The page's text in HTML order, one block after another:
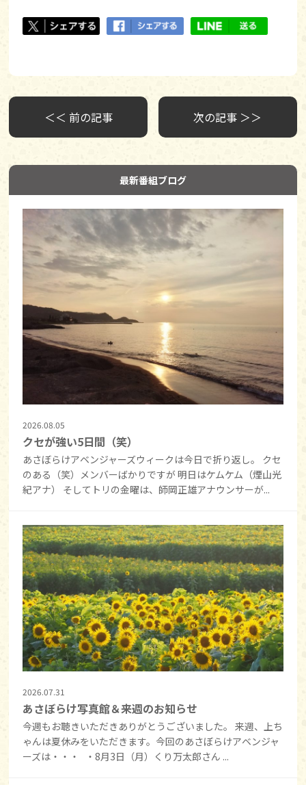
＜＜ 前の記事 次の記事 ＞＞
最新番組ブログ
2026.08.05
クセが強い5日間（笑）
あさぼらけアベンジャーズウィークは今日で折り返し。 クセ
のある（笑）メンバーばかりですが 明日はケムケム（煙山光
紀アナ） そしてトリの金曜は、師岡正雄アナウンサーが...
2026.07.31
あさぼらけ写真館＆来週のお知らせ
今週もお聴きいただきありがとうございました。 来週、上ち
ゃんは夏休みをいただきます。今回のあさぼらけアベンジャ
ーズは・・・ ・8月3日（月）くり万太郎さん ...